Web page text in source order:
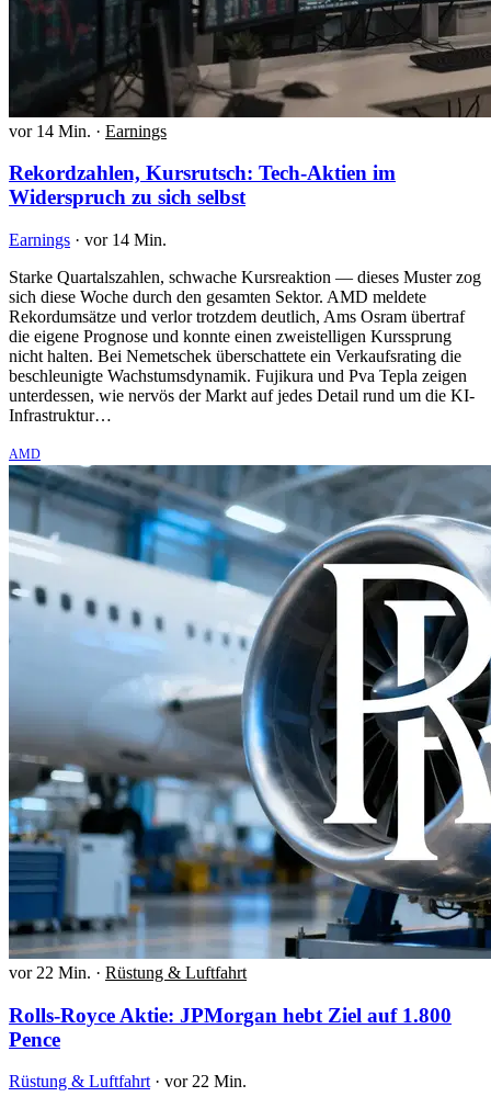
vor 14 Min. · Earnings
Rekordzahlen, Kursrutsch: Tech-Aktien im
Widerspruch zu sich selbst
Earnings · vor 14 Min.
Starke Quartalszahlen, schwache Kursreaktion — dieses Muster zog
sich diese Woche durch den gesamten Sektor. AMD meldete
Rekordumsätze und verlor trotzdem deutlich, Ams Osram übertraf
die eigene Prognose und konnte einen zweistelligen Kurssprung
nicht halten. Bei Nemetschek überschattete ein Verkaufsrating die
beschleunigte Wachstumsdynamik. Fujikura und Pva Tepla zeigen
unterdessen, wie nervös der Markt auf jedes Detail rund um die KI-
Infrastruktur…
AMD
vor 22 Min. · Rüstung & Luftfahrt
Rolls-Royce Aktie: JPMorgan hebt Ziel auf 1.800
Pence
Rüstung & Luftfahrt · vor 22 Min.